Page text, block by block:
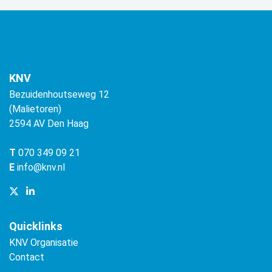
KNV
Bezuidenhoutseweg 12
(Malietoren)
2594 AV Den Haag
T 070 349 09 21
E info@knv.nl
Quicklinks
KNV Organisatie
Contact